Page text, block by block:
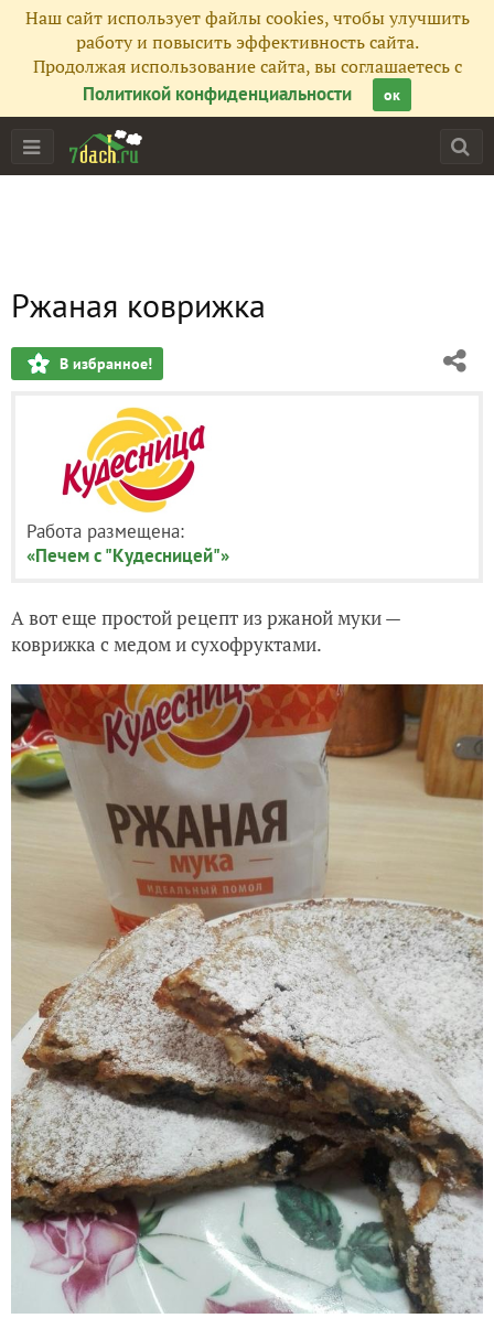
Наш сайт использует файлы cookies, чтобы улучшить
работу и повысить эффективность сайта.
Продолжая использование сайта, вы соглашаетесь с
Политикой конфиденциальности
ок
Ржаная коврижка
В избранное!
Работа размещена:
«Печем с "Кудесницей"»
А вот еще простой рецепт из ржаной муки —
коврижка с медом и сухофруктами.